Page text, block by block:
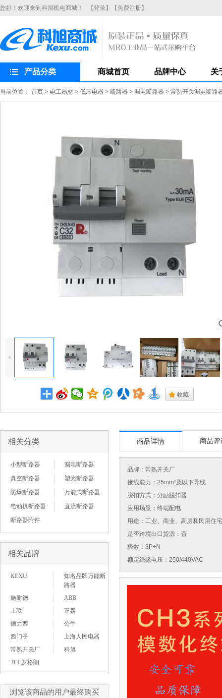
您好！欢迎来到科旭机电商城！ 【登录】 【免费注册】
产品分类 商城首页 品牌中心 关
当前位置： 首页 > 电工器材 > 低压电器 > 断路器 > 漏电断路器 > 常熟开关漏电断路
4
. 收藏
相关分类
小型断路器
漏电断路器
真空断路器
塑壳断路器
防爆断路器
万能式断路器
电动机断路器
直流断路器
断路器附件
相关品牌
KEXU
知名品牌万能断
路器
施耐德
ABB
上联
正泰
德力西
公牛
西门子
上海人民电器
常熟开关厂
科旭
TCL罗格朗
浏览该商品的用户最终购买
商品详情 商品评
品牌： 常熟开关厂
接线能力：25mm²及以下导线
脱扣方式：分励脱扣器
应用场景：终端配电
用途：工业、商业、高层和民用住
是否跨境出口货源：否
极数：3P+N
额定绝缘电压：250/440VAC